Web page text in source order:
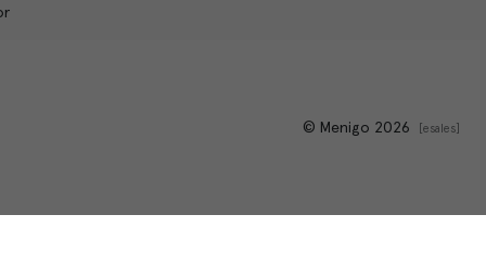
© Menigo 2026 esales]